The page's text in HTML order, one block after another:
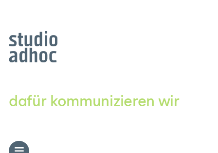
dafür kommunizieren wir